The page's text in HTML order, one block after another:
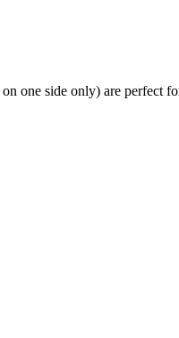
one side only) are perfect